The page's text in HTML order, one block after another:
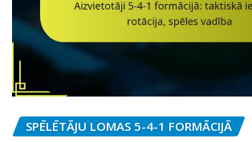
SPĒLĒTĀJU LOMAS 5-4-1 FORMĀCIJĀ